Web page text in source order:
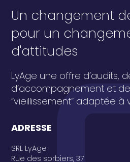
Un changement
pour un
d'attitudes
LyAge une offre d’audits,
d’accompagnement et
“vieillissement” adaptée à
ADRESSE
SRL LyAge
Rue des sorbiers, 37